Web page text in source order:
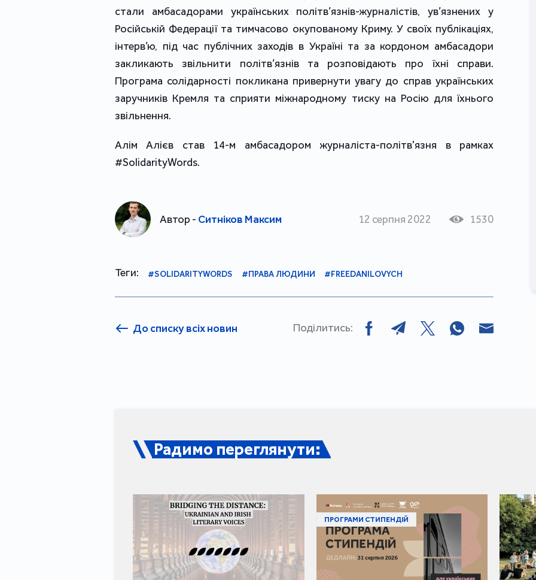
стали амбасадорами українських політв’язнів-журналістів, ув’язнених у
Російській Федерації та тимчасово окупованому Криму. У своїх публікаціях,
інтерв’ю, під час публічних заходів в Україні та за кордоном амбасадори
закликають звільнити політв’язнів та розповідають про їхні справи.
Програма солідарності покликана привернути увагу до справ українських
заручників Кремля та сприяти міжнародному тиску на Росію для їхнього
звільнення.
Алім Алієв став 14-м амбасадором журналіста-політв'язня в рамках
#SolidarityWords.
Автор - Ситніков Максим 12 серпня 2022 1530
Теги: #SOLIDARITYWORDS #ПРАВА ЛЮДИНИ #FREEDANILOVYCH
До списку всіх новин Поділитись:
Радимо переглянути:
ПРОГРАМИ СТИПЕНДІЙ